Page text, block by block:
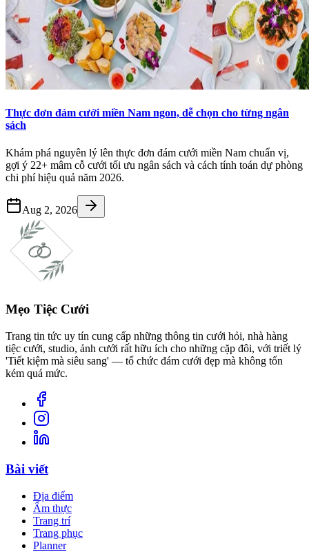
Thực đơn đám cưới miền Nam ngon, dễ chọn cho từng ngân
sách
Khám phá nguyên lý lên thực đơn đám cưới miền Nam chuẩn vị,
gợi ý 22+ mâm cỗ cưới tối ưu ngân sách và cách tính toán dự phòng
chi phí hiệu quả năm 2026.
Aug 2, 2026
Mẹo Tiệc Cưới
Trang tin tức uy tín cung cấp những thông tin cưới hỏi, nhà hàng
tiệc cưới, studio, ảnh cưới rất hữu ích cho những cặp đôi, với triết lý
'Tiết kiệm mà siêu sang' — tổ chức đám cưới đẹp mà không tốn
kém quá mức.
Bài viết
Địa điểm
Ẩm thực
Trang trí
Trang phục
Planner